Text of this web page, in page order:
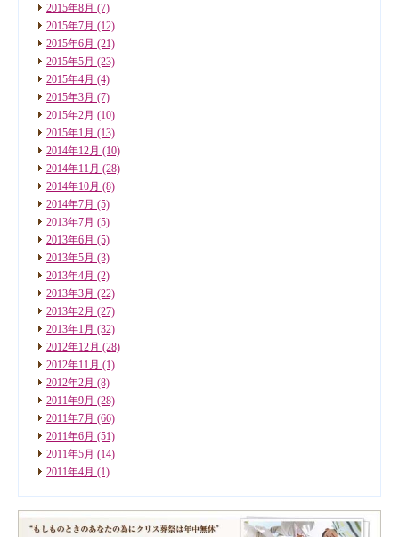
2015年8月 (7)
2015年7月 (12)
2015年6月 (21)
2015年5月 (23)
2015年4月 (4)
2015年3月 (7)
2015年2月 (10)
2015年1月 (13)
2014年12月 (10)
2014年11月 (28)
2014年10月 (8)
2014年7月 (5)
2013年7月 (5)
2013年6月 (5)
2013年5月 (3)
2013年4月 (2)
2013年3月 (22)
2013年2月 (27)
2013年1月 (32)
2012年12月 (28)
2012年11月 (1)
2012年2月 (8)
2011年9月 (28)
2011年7月 (66)
2011年6月 (51)
2011年5月 (14)
2011年4月 (1)